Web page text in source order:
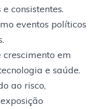
consistentes.
eventos políticos
crescimento em
e saúde.
ao risco,